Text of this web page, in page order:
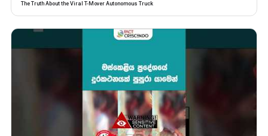
The Truth About the Viral T-Mover Autonomous Truck